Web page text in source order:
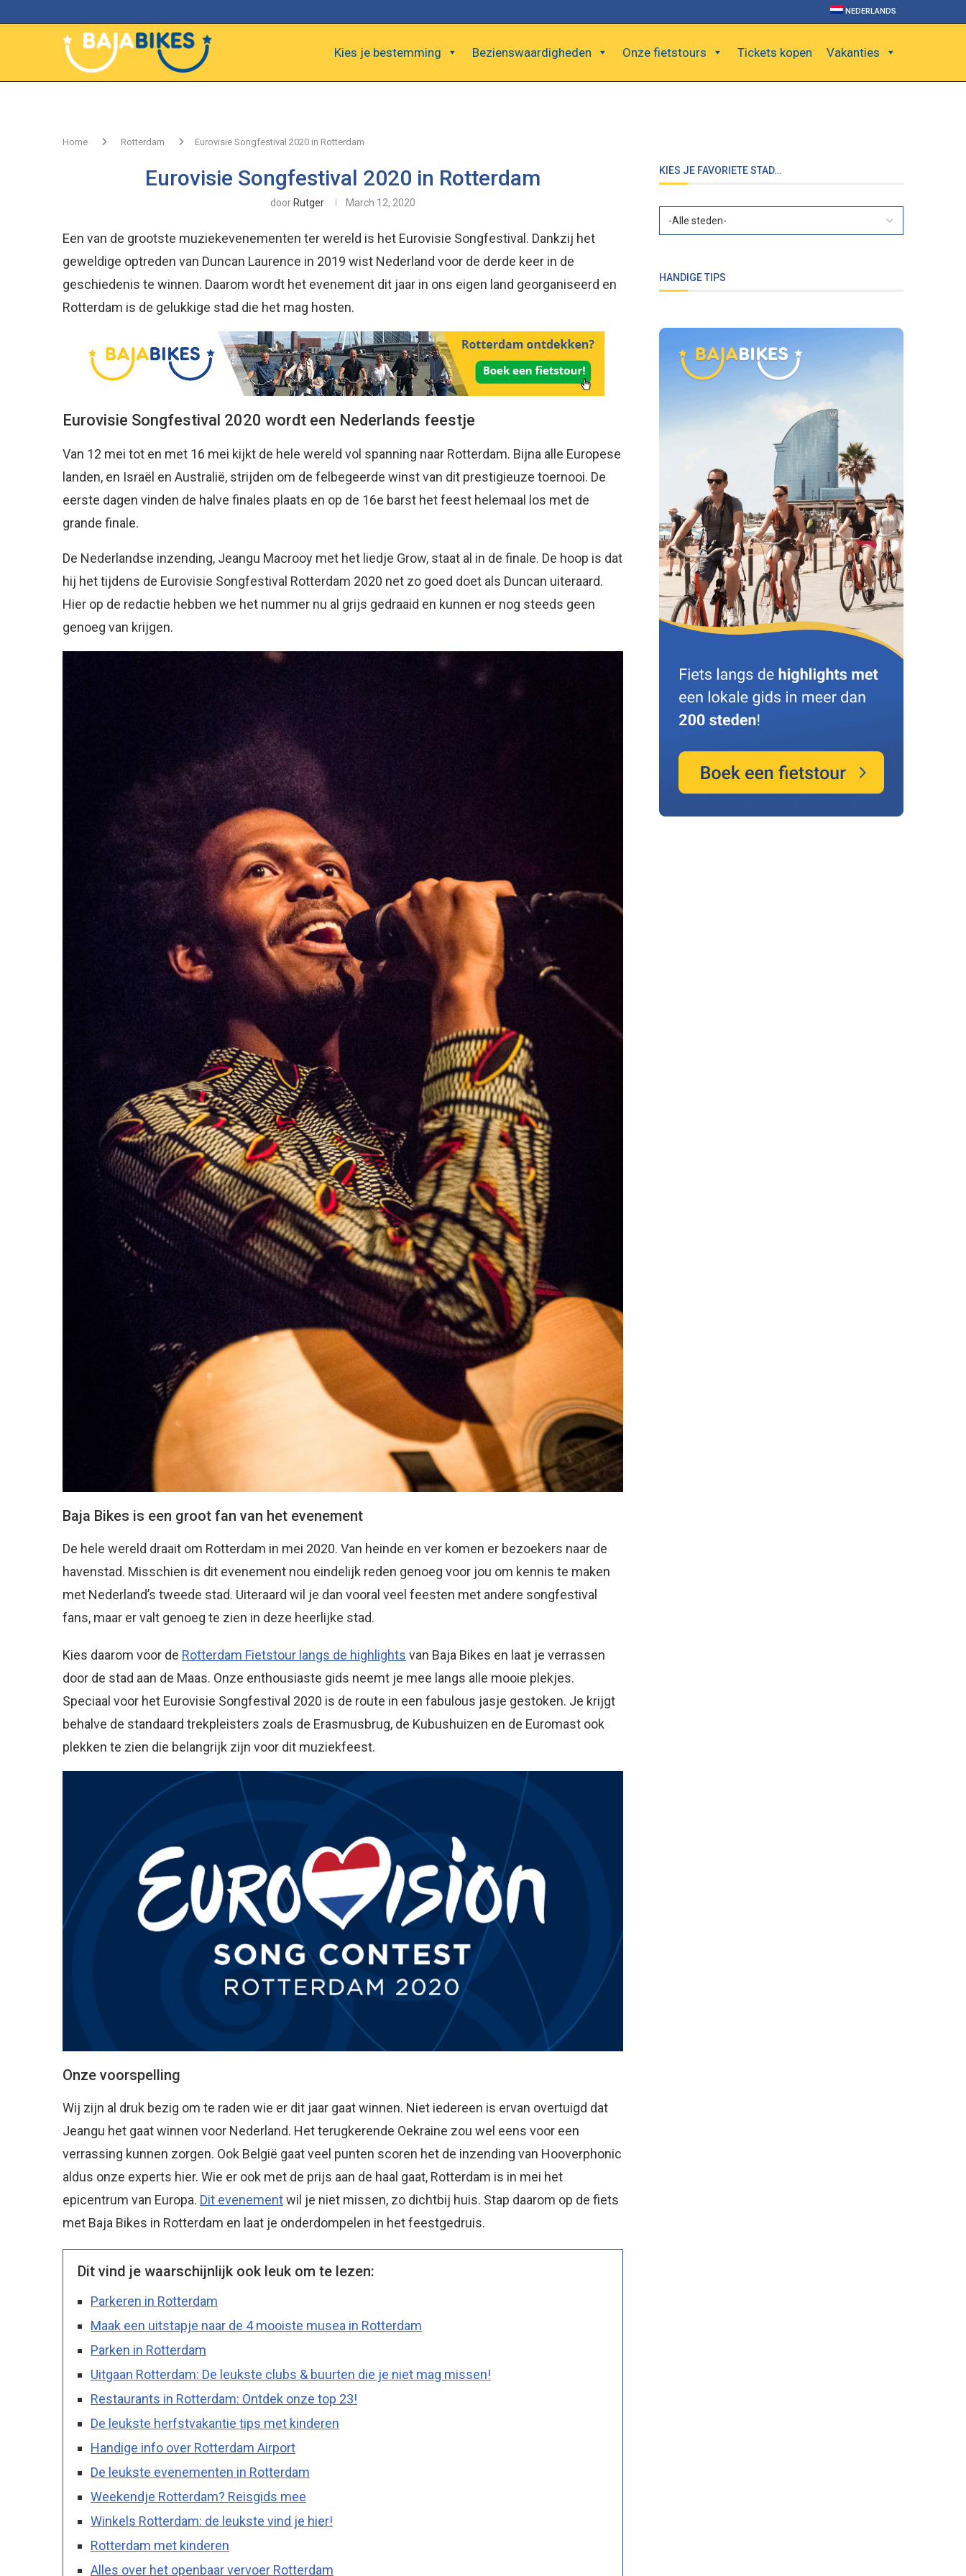
NEDERLANDS
Kies je bestemming Bezienswaardigheden Onze fietstours Tickets kopen Vakanties
Home Rotterdam Eurovisie Songfestival 2020 in Rotterdam
Eurovisie Songfestival 2020 in Rotterdam
door Rutger March 12, 2020
Een van de grootste muziekevenementen ter wereld is het Eurovisie Songfestival. Dankzij het
geweldige optreden van Duncan Laurence in 2019 wist Nederland voor de derde keer in de
geschiedenis te winnen. Daarom wordt het evenement dit jaar in ons eigen land georganiseerd en
Rotterdam is de gelukkige stad die het mag hosten.
Eurovisie Songfestival 2020 wordt een Nederlands feestje
Van 12 mei tot en met 16 mei kijkt de hele wereld vol spanning naar Rotterdam. Bijna alle Europese
landen, en Israël en Australië, strijden om de felbegeerde winst van dit prestigieuze toernooi. De
eerste dagen vinden de halve finales plaats en op de 16e barst het feest helemaal los met de
grande finale.
De Nederlandse inzending, Jeangu Macrooy met het liedje Grow, staat al in de finale. De hoop is dat
hij het tijdens de Eurovisie Songfestival Rotterdam 2020 net zo goed doet als Duncan uiteraard.
Hier op de redactie hebben we het nummer nu al grijs gedraaid en kunnen er nog steeds geen
genoeg van krijgen.
Baja Bikes is een groot fan van het evenement
De hele wereld draait om Rotterdam in mei 2020. Van heinde en ver komen er bezoekers naar de
havenstad. Misschien is dit evenement nou eindelijk reden genoeg voor jou om kennis te maken
met Nederland’s tweede stad. Uiteraard wil je dan vooral veel feesten met andere songfestival
fans, maar er valt genoeg te zien in deze heerlijke stad.
Kies daarom voor de Rotterdam Fietstour langs de highlights van Baja Bikes en laat je verrassen
door de stad aan de Maas. Onze enthousiaste gids neemt je mee langs alle mooie plekjes.
Speciaal voor het Eurovisie Songfestival 2020 is de route in een fabulous jasje gestoken. Je krijgt
behalve de standaard trekpleisters zoals de Erasmusbrug, de Kubushuizen en de Euromast ook
plekken te zien die belangrijk zijn voor dit muziekfeest.
Onze voorspelling
Wij zijn al druk bezig om te raden wie er dit jaar gaat winnen. Niet iedereen is ervan overtuigd dat
Jeangu het gaat winnen voor Nederland. Het terugkerende Oekraine zou wel eens voor een
verrassing kunnen zorgen. Ook België gaat veel punten scoren het de inzending van Hooverphonic
aldus onze experts hier. Wie er ook met de prijs aan de haal gaat, Rotterdam is in mei het
epicentrum van Europa. Dit evenementwil je niet missen, zo dichtbij huis. Stap daarom op de fiets
met Baja Bikes in Rotterdam en laat je onderdompelen in het feestgedruis.
Dit vind je waarschijnlijk ook leuk om te lezen:
Parkeren in Rotterdam
Maak een uitstapje naar de 4 mooiste musea in Rotterdam
Parken in Rotterdam
Uitgaan Rotterdam: De leukste clubs & buurten die je niet mag missen!
Restaurants in Rotterdam: Ontdek onze top 23!
De leukste herfstvakantie tips met kinderen
Handige info over Rotterdam Airport
De leukste evenementen in Rotterdam
Weekendje Rotterdam? Reisgids mee
Winkels Rotterdam: de leukste vind je hier!
Rotterdam met kinderen
Alles over het openbaar vervoer Rotterdam
KIES JE FAVORIETE STAD…
HANDIGE TIPS